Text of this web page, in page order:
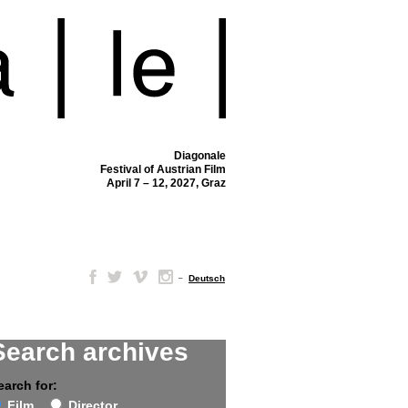
Diagonale
Festival of Austrian Film
April 7 – 12, 2027, Graz
– Deutsch
archives
for: